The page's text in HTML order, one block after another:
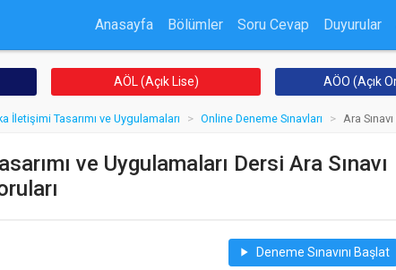
Anasayfa Bölümler Soru Cevap Duyurular
AÖL (Açık Lise) AÖO (Açık
İletişimi Tasarımı ve Uygulamaları Online Deneme Sınavları Ara
ve Uygulamaları Dersi Ara Sınavı
play_arrow Deneme Sınavını Başlat